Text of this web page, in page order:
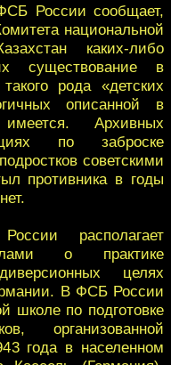
России сообщает,
национальной
каких-либо
существование в
рода «детских
описанной в
Архивных
по заброске
советскими
противника в годы
располагает
о практике
целях
В ФСБ России
школе по подготовке
организованной
года в населенном